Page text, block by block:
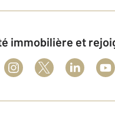
immobilière et